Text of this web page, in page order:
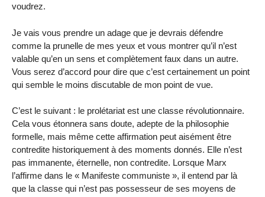
voudrez.
Je vais vous prendre un adage que je devrais défendre
comme la prunelle de mes yeux et vous montrer qu’il n’est
valable qu’en un sens et complètement faux dans un autre.
Vous serez d’accord pour dire que c’est certainement un point
qui semble le moins discutable de mon point de vue.
C’est le suivant : le prolétariat est une classe révolutionnaire.
Cela vous étonnera sans doute, adepte de la philosophie
formelle, mais même cette affirmation peut aisément être
contredite historiquement à des moments donnés. Elle n’est
pas immanente, éternelle, non contredite. Lorsque Marx
l’affirme dans le « Manifeste communiste », il entend par là
que la classe qui n’est pas possesseur de ses moyens de